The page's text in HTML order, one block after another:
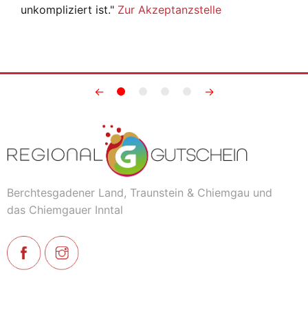
unkompliziert ist." Zur Akzeptanzstelle
← →
Berchtesgadener Land, Traunstein & Chiemgau und
das Chiemgauer Inntal